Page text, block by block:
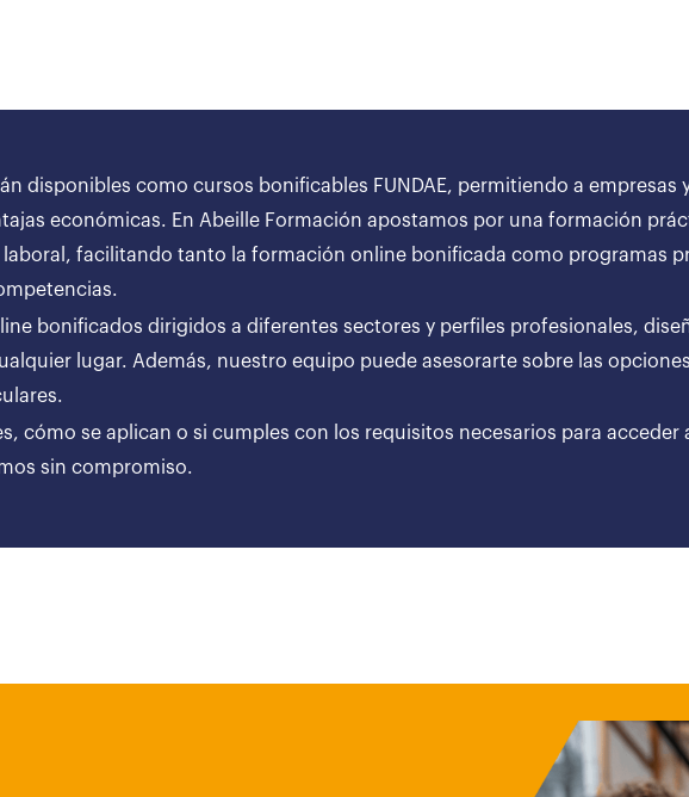
disponibles como cursos bonificables FUNDAE, permitiendo a empresas
económicas. En Abeille Formación apostamos por una formación
facilitando tanto la formación online bonificada como programas
bonificados dirigidos a diferentes sectores y perfiles profesionales,
lugar. Además, nuestro equipo puede asesorarte sobre las
cómo se aplican o si cumples con los requisitos necesarios para acceder
sin compromiso.